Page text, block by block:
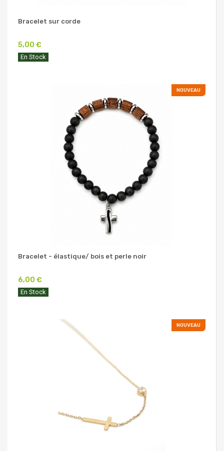
Bracelet sur corde
5,00 €
En Stock
NOUVEAU
Bracelet - élastique/ bois et perle noir
6,00 €
En Stock
NOUVEAU